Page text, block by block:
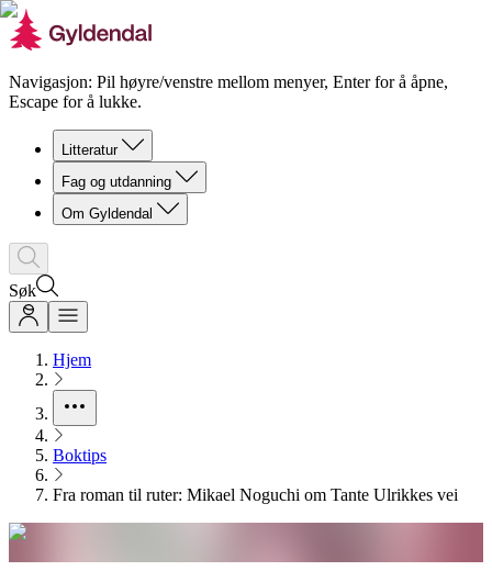
Navigasjon: Pil høyre/venstre mellom menyer, Enter for å åpne,
Escape for å lukke.
Litteratur
Fag og utdanning
Om Gyldendal
Søk
Hjem
Boktips
Fra roman til ruter: Mikael Noguchi om Tante Ulrikkes vei